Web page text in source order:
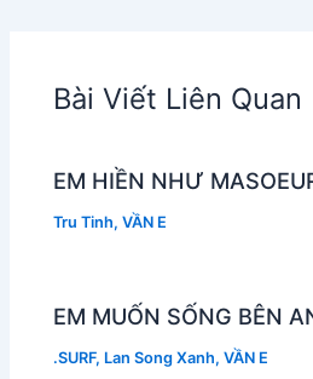
Bài Viết Liên Quan
EM HIỀN NHƯ
Tru Tinh,VẦN E
EM MUỐN SỐNG BÊN
.SURF, Lan Song Xanh,VẦN E